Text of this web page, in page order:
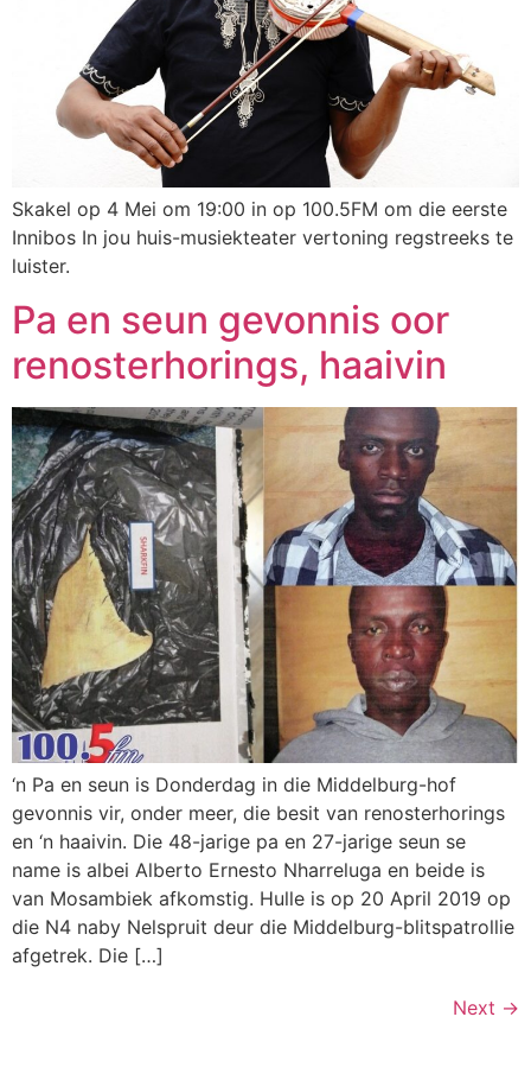
Skakel op 4 Mei om 19:00 in op 100.5FM om die eerste
Innibos In jou huis-musiekteater vertoning regstreeks te
luister.
Pa en seun gevonnis oor
renosterhorings, haaivin
‘n Pa en seun is Donderdag in die Middelburg-hof
gevonnis vir, onder meer, die besit van renosterhorings
en ‘n haaivin. Die 48-jarige pa en 27-jarige seun se
name is albei Alberto Ernesto Nharreluga en beide is
van Mosambiek afkomstig. Hulle is op 20 April 2019 op
die N4 naby Nelspruit deur die Middelburg-blitspatrollie
afgetrek. Die […]
Next →